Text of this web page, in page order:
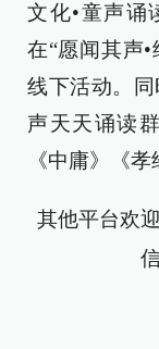
文化•童声诵
在“愿闻其声
线下活动。
声天天诵读
《中庸》《
其他平台欢